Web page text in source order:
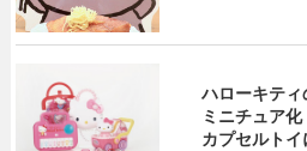
ハローキティ
ミニチュア
カプセルトイ